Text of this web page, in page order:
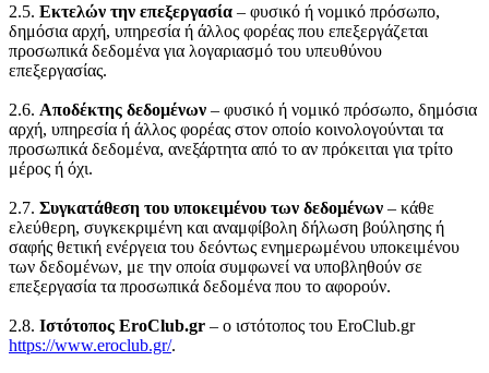
2.5. Εκτελών την επεξεργασία – φυσικό ή νομικό πρόσωπο,
δημόσια αρχή, υπηρεσία ή άλλος φορέας που επεξεργάζεται
προσωπικά δεδομένα για λογαριασμό του υπευθύνου
επεξεργασίας.
2.6. Αποδέκτης δεδομένων – φυσικό ή νομικό πρόσωπο, δημόσια
αρχή, υπηρεσία ή άλλος φορέας στον οποίο κοινολογούνται τα
προσωπικά δεδομένα, ανεξάρτητα από το αν πρόκειται για τρίτο
μέρος ή όχι.
2.7. Συγκατάθεση του υποκειμένου των δεδομένων – κάθε
ελεύθερη, συγκεκριμένη και αναμφίβολη δήλωση βούλησης ή
σαφής θετική ενέργεια του δεόντως ενημερωμένου υποκειμένου
των δεδομένων, με την οποία συμφωνεί να υποβληθούν σε
επεξεργασία τα προσωπικά δεδομένα που το αφορούν.
2.8. Ιστότοπος EroClub.gr – ο ιστότοπος του EroClub.gr
https://www.eroclub.gr/.